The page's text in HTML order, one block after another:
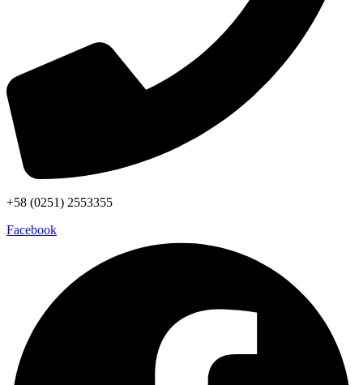
+58 (0251) 2553355
Facebook